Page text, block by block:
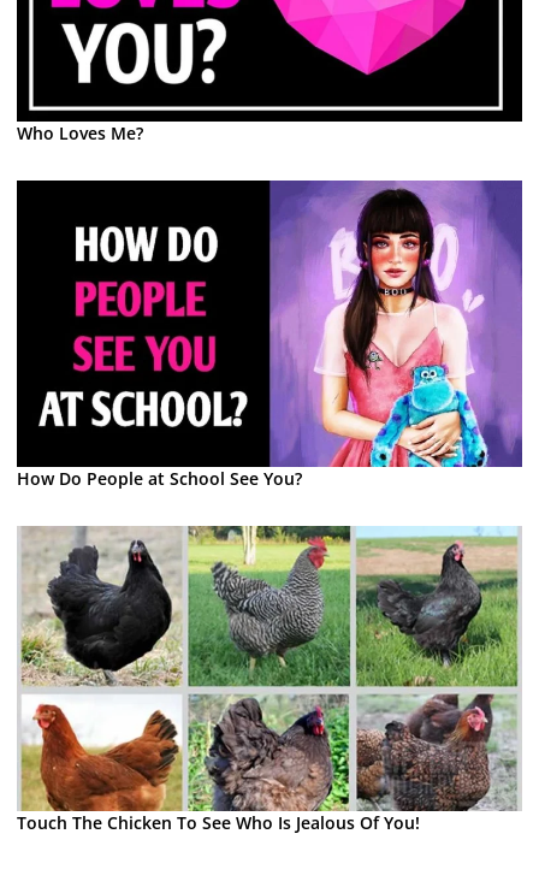
Who Loves Me?
How Do People at School See You?
Touch The Chicken To See Who Is Jealous Of You!